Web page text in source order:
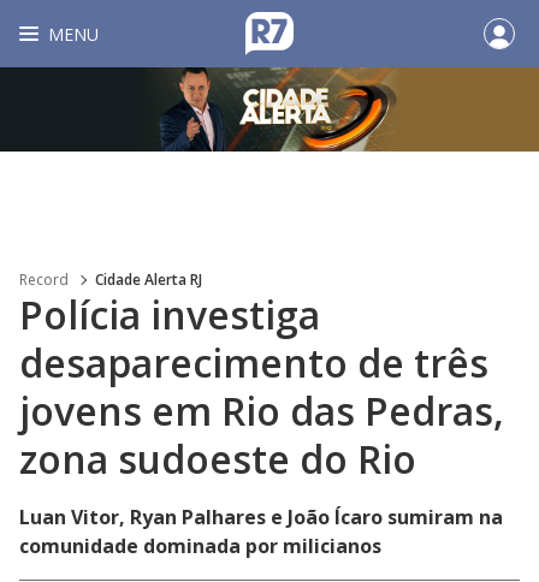
MENU
Record Cidade Alerta RJ
Polícia investiga
desaparecimento de três
jovens em Rio das Pedras,
zona sudoeste do Rio
Luan Vitor, Ryan Palhares e João Ícaro sumiram na
comunidade dominada por milicianos